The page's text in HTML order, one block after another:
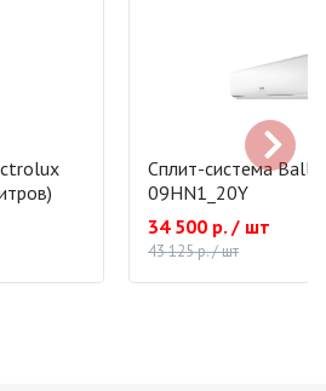
Сплит-система Ballu
09HN1_20Y
34 500 р. / шт
43 125 р. / шт